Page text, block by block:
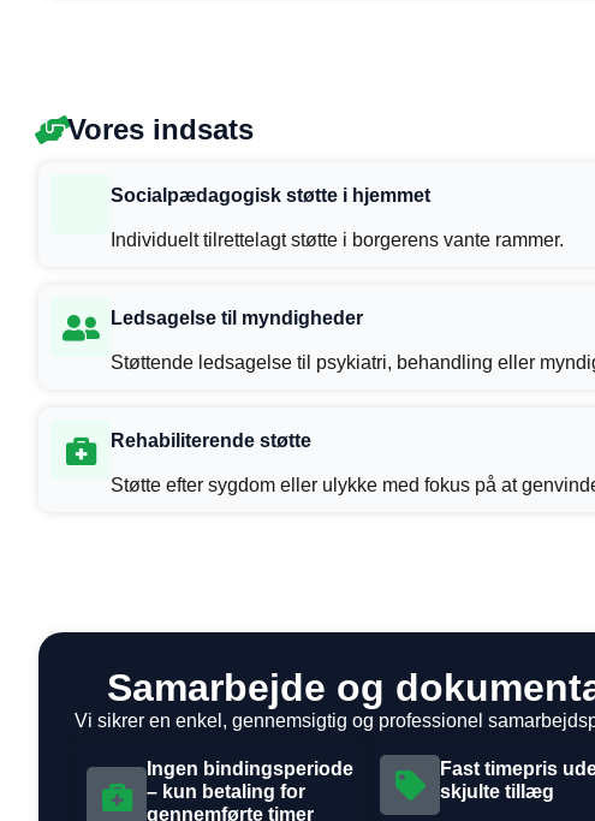
Vores indsats
Socialpædagogisk støtte i hjemmet
Individuelt tilrettelagt støtte i borgerens vante rammer.
Ledsagelse til myndigheder
Støttende ledsagelse til psykiatri, behandling eller
Rehabiliterende støtte
Støtte efter sygdom eller ulykke med fokus på at
Samarbejde og
Vi sikrer en enkel, gennemsigtig og professionel
Ingen bindingsperiode
– kun betaling for
gennemførte timer
Fast timepris
skjulte tillæg